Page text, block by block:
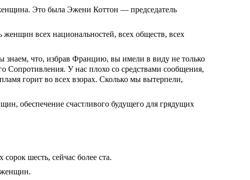
Это была Эжени Коттон — председатель
всех национальностей, всех обществ, всех
что, избрав Францию, вы имели в виду не только
Сопротивления. У нас плохо со средствами сообщения,
горит во всех взорах. Сколько мы вытерпели,
обеспечение счастливого будущего для грядущих
шесть, сейчас более ста.
женщин.